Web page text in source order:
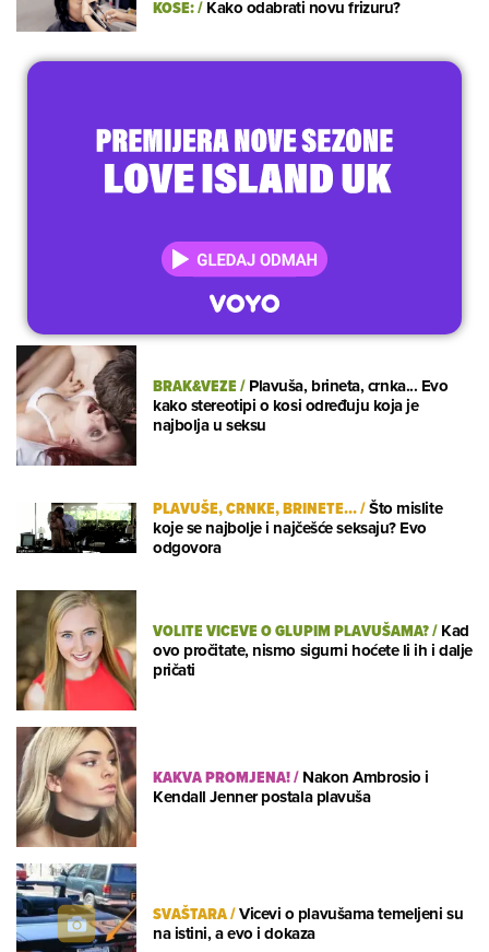
KOSE:/Kako odabrati novu frizuru?
BRAK&VEZE/Plavuša, brineta, crnka... Evo
kako stereotipi o kosi određuju koja je
najbolja u seksu
PLAVUŠE, CRNKE, BRINETE.../Što mislite
koje se najbolje i najčešće seksaju? Evo
odgovora
VOLITE VICEVE O GLUPIM PLAVUŠAMA?/Kad
ovo pročitate, nismo sigurni hoćete li ih i dalje
pričati
KAKVA PROMJENA!/Nakon Ambrosio i
Kendall Jenner postala plavuša
SVAŠTARA/Vicevi o plavušama temeljeni su
na istini, a evo i dokaza